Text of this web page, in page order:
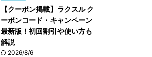
【クーポン掲載】ラクスル ク
ーポンコード・キャンペーン
最新版！初回割引や使い方も
解説
2026/8/6